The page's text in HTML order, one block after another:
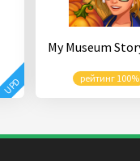
UPD рейтинг 100%